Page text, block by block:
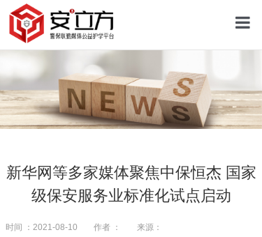
新华网等多家媒体聚焦中保恒杰 国家
级保安服务业标准化试点启动
时间 ：2021-08-10 作者 ： 来源：